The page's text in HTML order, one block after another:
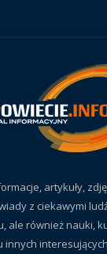
artykuły,
z ciekawymi
ale również nauki,
innych